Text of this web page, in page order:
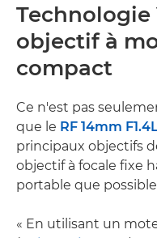
Technologie
objectif à
compact
Ce n'est pas
que le RF 14mm
principaux objectifs
objectif à focale fixe
portable que
« En utilisant un